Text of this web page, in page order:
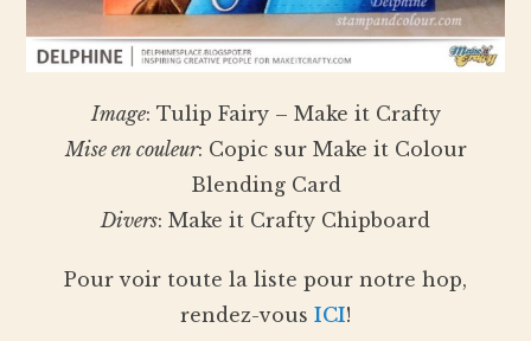
Image: Tulip Fairy – Make it Crafty
Mise en couleur: Copic sur Make it Colour
Blending Card
Divers: Make it Crafty Chipboard
Pour voir toute la liste pour notre hop,
rendez-vous ICI!